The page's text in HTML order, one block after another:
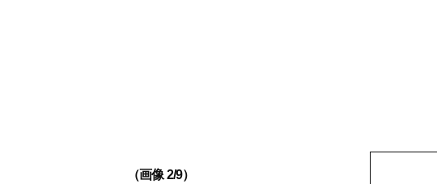
（画像 2/9）